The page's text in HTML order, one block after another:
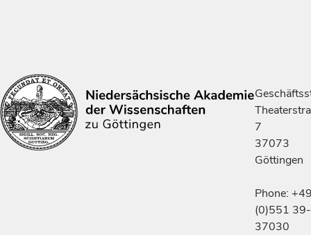
7
37073
Göttingen
Phone:
(0)551 39-
37030